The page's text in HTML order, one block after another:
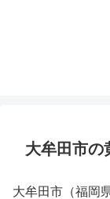
大牟田市の
大牟田市（福岡